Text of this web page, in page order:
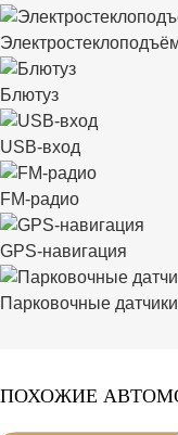
Блютуз
USB-вход
FM-радио
GPS-навигация
Парковочные датчики
ПОХОЖИЕ